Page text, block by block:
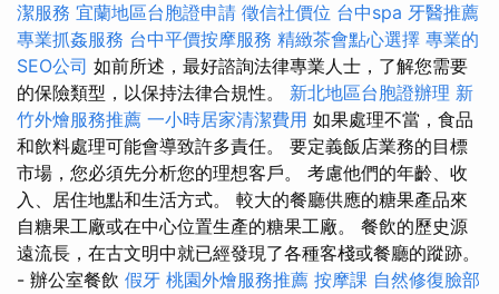
潔服務 宜蘭地區台胞證申請 徵信社價位 台中spa 牙醫推薦
專業抓姦服務 台中平價按摩服務 精緻茶會點心選擇 專業的
SEO公司 如前所述，最好諮詢法律專業人士，了解您需要
的保險類型，以保持法律合規性。 新北地區台胞證辦理 新
竹外燴服務推薦 一小時居家清潔費用 如果處理不當，食品
和飲料處理可能會導致許多責任。 要定義飯店業務的目標
市場，您必須先分析您的理想客戶。 考慮他們的年齡、收
入、居住地點和生活方式。 較大的餐廳供應的糖果產品來
自糖果工廠或在中心位置生產的糖果工廠。 餐飲的歷史源
遠流長，在古文明中就已經發現了各種客棧或餐廳的蹤跡。
- 辦公室餐飲 假牙 桃園外燴服務推薦 按摩課 自然修復臉部